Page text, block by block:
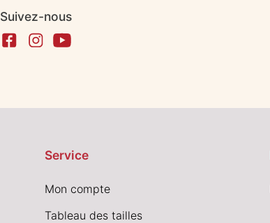
Suivez-nous
Service
Mon compte
Tableau des tailles